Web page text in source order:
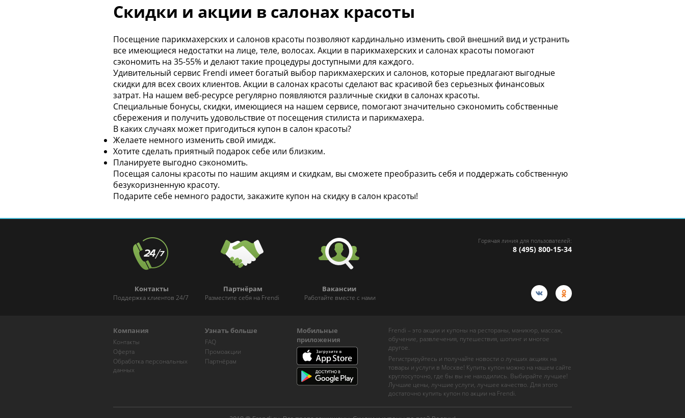
Скидки и акции в салонах красоты
Посещение парикмахерских и салонов красоты позволяют кардинально изменить свой внешний вид и устранить
все имеющиеся недостатки на лице, теле, волосах. Акции в парикмахерских и салонах красоты помогают
сэкономить на 35-55% и делают такие процедуры доступными для каждого.
Удивительный сервис Frendi имеет богатый выбор парикмахерских и салонов, которые предлагают выгодные
скидки для всех своих клиентов. Акции в салонах красоты сделают вас красивой без серьезных финансовых
затрат. На нашем веб-ресурсе регулярно появляются различные скидки в салонах красоты.
Специальные бонусы, скидки, имеющиеся на нашем сервисе, помогают значительно сэкономить собственные
сбережения и получить удовольствие от посещения стилиста и парикмахера.
В каких случаях может пригодиться купон в салон красоты?
Желаете немного изменить свой имидж.
Хотите сделать приятный подарок себе или близким.
Планируете выгодно сэкономить.
Посещая салоны красоты по нашим акциям и скидкам, вы сможете преобразить себя и поддержать собственную
безукоризненную красоту.
Подарите себе немного радости, закажите купон на скидку в салон красоты!
Контакты
Поддержка клиентов 24/7
Партнёрам
Разместите себя на Frendi
Вакансии
Работайте вместе с нами
Горячая линия для пользователей:
8 (495) 800-15-34
Компания
Контакты
Оферта
Обработка персональных
данных
Узнать больше
FAQ
Промоакции
Партнёрам
Мобильные
приложения
Frendi – это акции и купоны на рестораны, маникюр, массаж,
обучение, развлечения, путешествия, шопинг и многое
другое.
Регистрируйтесь и получайте новости о лучших акциях на
товары и услуги в Москве! Купить купон можно на нашем сайте
круглосуточно, где бы вы не находились. Выбирайте лучшее!
Лучшие цены, лучшие услуги, лучшее качество. Для этого
достаточно купить купон по акции на Frendi.